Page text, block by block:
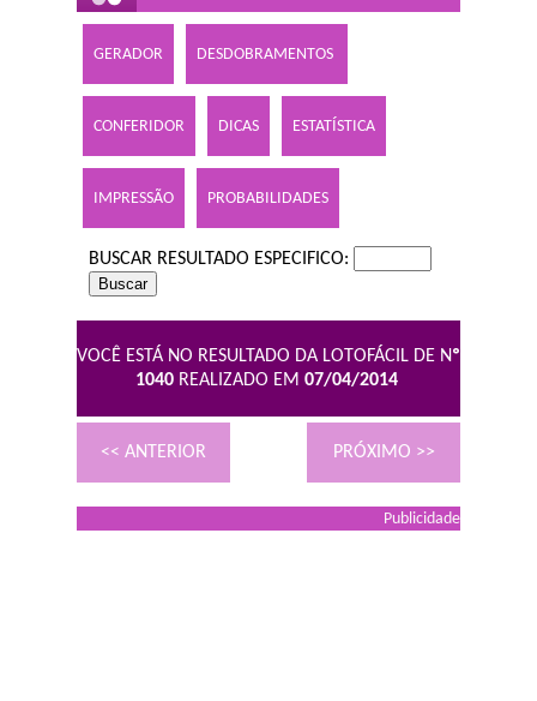
GERADOR DESDOBRAMENTOS
CONFERIDOR DICAS ESTATÍSTICA
IMPRESSÃO PROBABILIDADES
BUSCAR RESULTADO ESPECIFICO:
VOCÊ ESTÁ NO RESULTADO DA LOTOFÁCIL DE Nº
1040 REALIZADO EM 07/04/2014
<< ANTERIOR PRÓXIMO >>
Publicidade